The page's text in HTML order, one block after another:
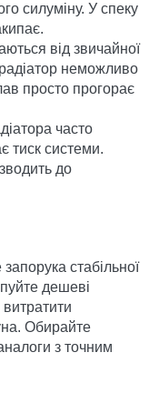
силуміну. У спеку
від звичайної
неможливо
просто прогорає
часто
тиск системи.
до
стабільної
дешеві
витратити
Обирайте
з точним